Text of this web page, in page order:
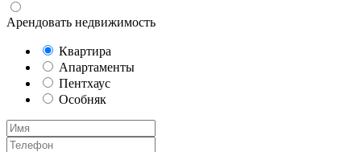
Арендовать недвижимость
Квартира
Апартаменты
Пентхаус
Особняк